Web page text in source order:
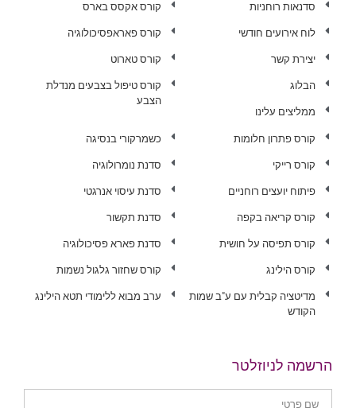
סדנאות רוחניות
לוח אירועים חודשי
יצירת קשר
הבלוג
ממליצים עלינו
קורס אקסס בארס
קורס פאראפסיכולוגיה
קורס טארוט
קורס טיפול בצבעים מנדלת
הצבע
קורס פתרון חלומות
קורס רייקי
פיתוח יועצים רוחניים
קורס קריאה בקפה
קורס תפיסה על חושית
קורס הילינג
מדיטציה קבלית עם ע"ב שמות
הקודש
כשמרקורי בנסיגה
סדנת נומרולוגיה
סדנת עיסוי אנרגטי
סדנת תקשור
סדנת פארא פסיכולוגיה
קורס שחזור גלגול נשמות
ערב מבוא ללימודי תטא הילינג
הרשמה לניוזלטר